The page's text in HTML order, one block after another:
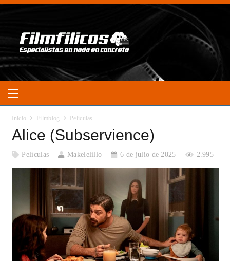
Inicio Filmblog Películas
Alice (Subservience)
Películas Makelelillo 6 de julio de 2025 2.995